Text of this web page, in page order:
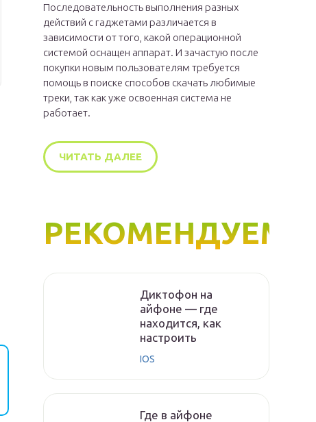
Последовательность выполнения разных
действий с гаджетами различается в
зависимости от того, какой операционной
системой оснащен аппарат. И зачастую после
покупки новым пользователям требуется
помощь в поиске способов скачать любимые
треки, так как уже освоенная система не
работает.
ЧИТАТЬ ДАЛЕЕ
РЕКОМЕНДУЕМ
Диктофон на
айфоне — где
находится, как
настроить
IOS
Где в айфоне